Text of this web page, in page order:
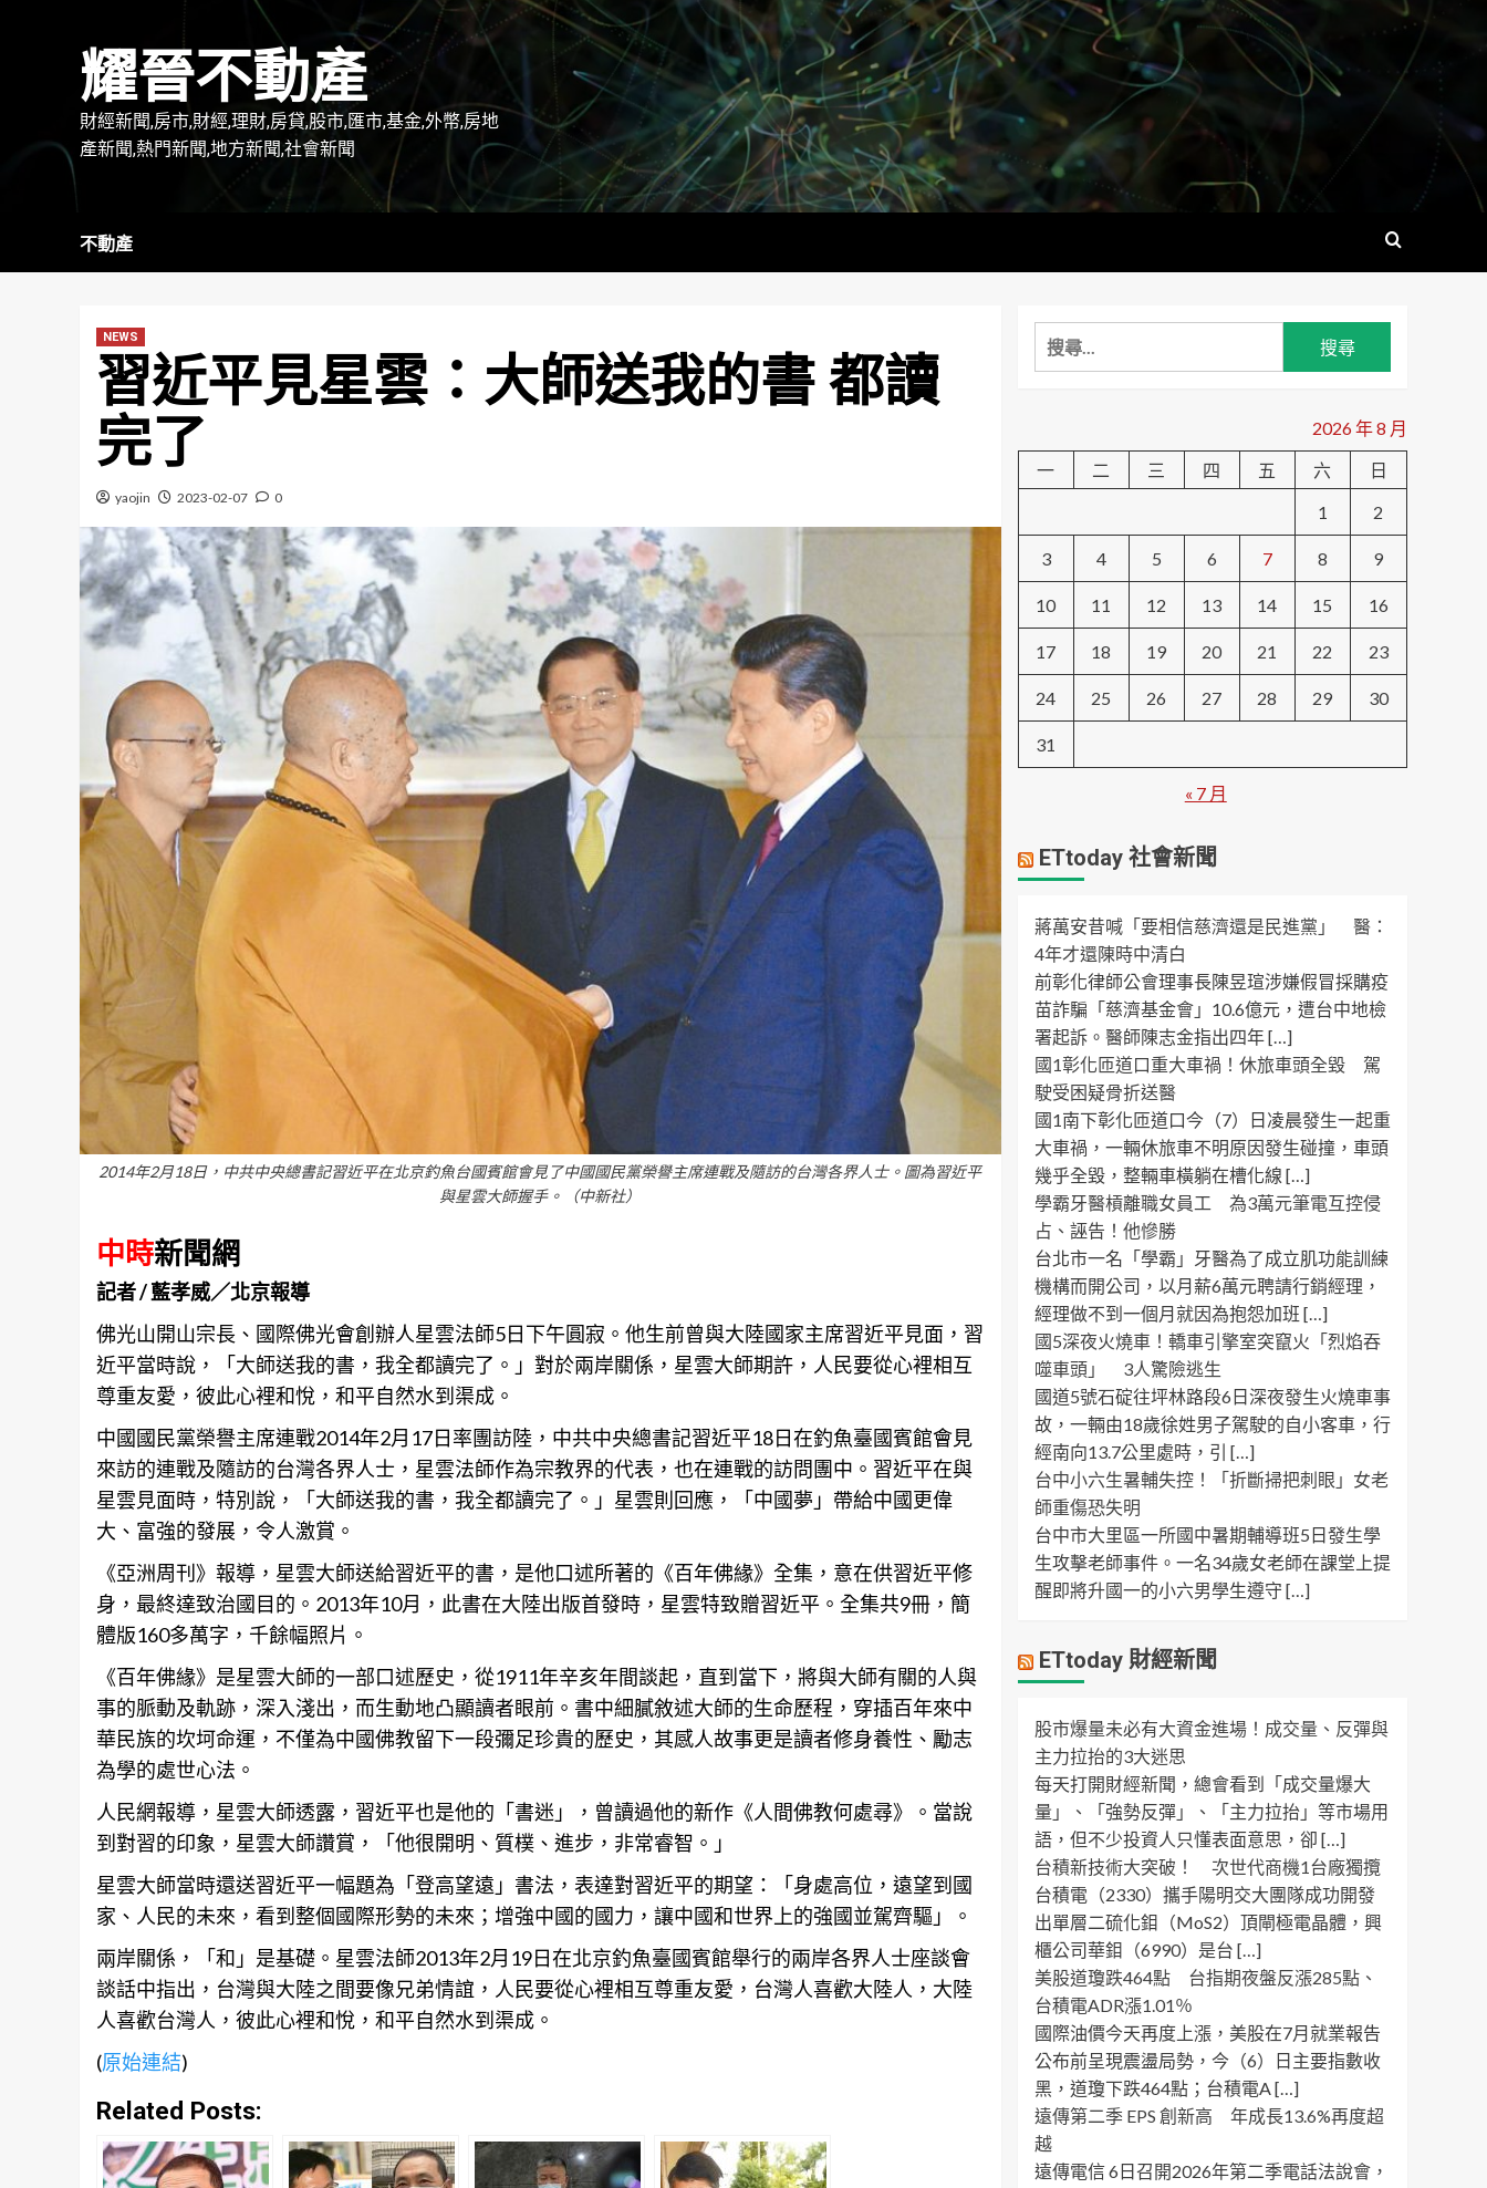
耀晉不動產
財經新聞,房市,財經,理財,房貸,股市,匯市,基金,外幣,房地
產新聞,熱門新聞,地方新聞,社會新聞
不動產
NEWS
習近平見星雲：大師送我的書 都讀
完了
yaojin 2023-02-07 0
2014年2月18日，中共中央總書記習近平在北京釣魚台國賓館會見了中國國民黨榮譽主席連戰及隨訪的台灣各界人士。圖為習近平
與星雲大師握手。（中新社）
中時新聞網
記者 / 藍孝威／北京報導
佛光山開山宗長、國際佛光會創辦人星雲法師5日下午圓寂。他生前曾與大陸國家主席習近平見面，習
近平當時說，「大師送我的書，我全都讀完了。」對於兩岸關係 ，星雲大師期許，人民要從心裡相互
尊重友愛，彼此心裡和悅，和平自然水到渠成。
中國國民黨榮譽主席連戰2014年2月17日率團訪陸，中共中央總書記習近平18日在釣魚臺國賓館會見
來訪的連戰及隨訪的台灣各界人士，星雲法師作為宗教界的代表，也在連戰的訪問團中。習近平在與
星雲見面時，特別說，「大師送我的書，我全都讀完了。」星雲則回應，「中國夢」帶給中國更偉
大、富強的發展，令人激賞。
《亞洲周刊》 報導 ，星雲大師送給習近平的書，是他口述所著的《百年佛緣》全集，意在供習近平修
身，最終達致治國目的。2013年10月，此書在大陸出版首發時，星雲特致贈習近平。全集共9冊，簡
體版160多萬字，千餘幅照片。
《百年佛緣》是星雲大師的一部口述歷史，從1911年辛亥年間談起，直到當下，將與大師有關的人與
事的脈動及軌跡，深入淺出，而生動地凸顯讀者眼前。書中細膩敘述大師的生命歷程，穿插百年來中
華民族的坎坷命運，不僅為中國佛教留下一段彌足珍貴的歷史，其感人故事更是讀者修身養性、勵志
為學的處世心法。
人民網報導，星雲大師透露，習近平也是他的「書迷」，曾讀過他的新作《人間佛教何處尋》。當說
到對習的印象，星雲大師讚賞，「他很開明、質樸、進步，非常睿智。」
星雲大師當時還送習近平一幅題為「登高望遠」書法，表達對習近平的期望：「身處高位，遠望到國
家、人民的未來，看到整個國際形勢的未來；增強中國的國力，讓中國和世界上的強國並駕齊驅」。
兩岸關係，「和」是基礎。星雲法師2013年2月19日在北京釣魚臺國賓館舉行的兩岸各界人士座談會
談話中指出，台灣與大陸之間要像兄弟情誼，人民要從心裡相互尊重友愛，台灣人喜歡大陸人，大陸
人喜歡台灣人，彼此心裡和悅，和平自然水到渠成。
(原始連結)
Related Posts:
搜
尋
字:
2026 年 8 月
一
二 三 四 五 六
日
1
2
3 4 5 6 7 8 9
10 11 12 13 14 15 16
17 18 19 20 21 22 23
24 25 26 27 28 29 30
31
« 7 月
ETtoday 社會新聞
蔣萬安昔喊「要相信慈濟還是民進黨」 醫：
4年才還陳時中清白
前彰化律師公會理事長陳昱瑄涉嫌假冒採購疫
苗詐騙「慈濟基金會」10.6億元，遭台中地檢
署起訴。醫師陳志金指出四年 […]
國1彰化匝道口重大車禍！休旅車頭全毀 駕
駛受困疑骨折送醫
國1南下彰化匝道口今（7）日凌晨發生一起重
大車禍，一輛休旅車不明原因發生碰撞，車頭
幾乎全毀，整輛車橫躺在槽化線 […]
學霸牙醫槓離職女員工 為3萬元筆電互控侵
占、誣告！他慘勝
台北市一名「學霸」牙醫為了成立肌功能訓練
機構而開公司，以月薪6萬元聘請行銷經理，
經理做不到一個月就因為抱怨加班 […]
國5深夜火燒車！轎車引擎室突竄火「烈焰吞
噬車頭」 3人驚險逃生
國道5號石碇往坪林路段6日深夜發生火燒車事
故，一輛由18歲徐姓男子駕駛的自小客車，行
經南向13.7公里處時，引 […]
台中小六生暑輔失控！「折斷掃把刺眼」女老
師重傷恐失明
台中市大里區一所國中暑期輔導班5日發生學
生攻擊老師事件。一名34歲女老師在課堂上提
醒即將升國一的小六男學生遵守 […]
ETtoday 財經新聞
股市爆量未必有大資金進場！成交量、反彈與
主力拉抬的3大迷思
每天打開財經新聞，總會看到「成交量爆大
量」、「強勢反彈」、「主力拉抬」等市場用
語，但不少投資人只懂表面意思，卻 […]
台積新技術大突破！ 次世代商機1台廠獨攬
台積電（2330）攜手陽明交大團隊成功開發
出單層二硫化鉬（MoS2）頂閘極電晶體，興
櫃公司華鉬（6990）是台 […]
美股道瓊跌464點 台指期夜盤反漲285點、
台積電ADR漲1.01％
國際油價今天再度上漲，美股在7月就業報告
公布前呈現震盪局勢，今（6）日主要指數收
黑，道瓊下跌464點；台積電A […]
遠傳第二季 EPS 創新高 年成長13.6%再度超
越
遠傳電信 6日召開2026年第二季電話法說會，